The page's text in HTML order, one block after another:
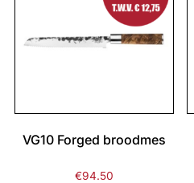
VG10 Forged broodmes
€94.50